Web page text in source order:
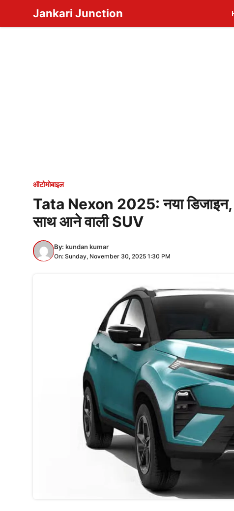
content
Jankari Junction
ऑटोमोबाइल
Tata Nexon 2025: नया डिजाइन,
साथ आने वाली SUV
By: kundan kumar
On: Sunday, November 30, 2025 1:30 PM